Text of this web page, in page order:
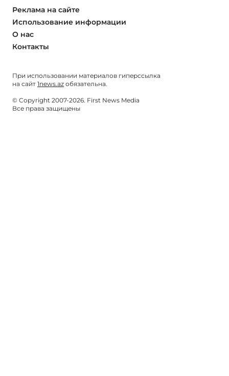
Реклама на сайте
Использование информации
О нас
Контакты
При использовании материалов гиперссылка
на сайт 1news.az обязательна.
© Copyright 2007-2026. First News Media
Все права защищены